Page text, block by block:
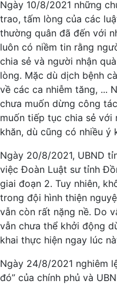
Ngày 10/8/2021 những
trao, tấm lòng của các
thường quân đã đến với
luôn có niềm tin rằng
chia sẻ và người nhận
lòng. Mặc dù dịch bệnh
về các ca nhiễm tăng, ...
chưa muốn dừng công
muốn tiếp tục chia sẻ với
khăn, dù cũng có nhiều ý
Ngày 20/8/2021, UBND
việc Đoàn Luật sư tỉnh
giai đoạn 2. Tuy nhiên,
trong đội hình thiện
vẫn còn rất nặng nề. Do
vẫn chưa thể khởi động
khai thực hiện ngay lúc
Ngày 24/8/2021 nghiêm
đó” của chính phủ và